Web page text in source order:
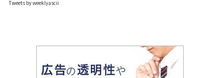
Tweets by weeklyascii